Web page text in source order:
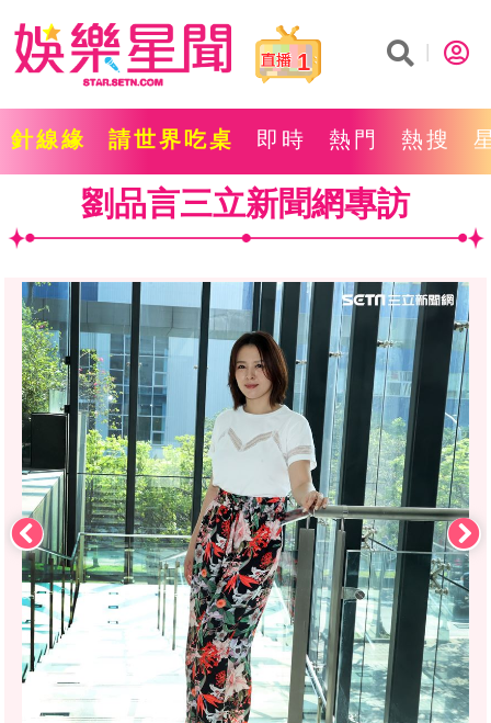
1
針線緣 請世界吃桌 即時 熱門 熱搜
劉品言三立新聞網專訪